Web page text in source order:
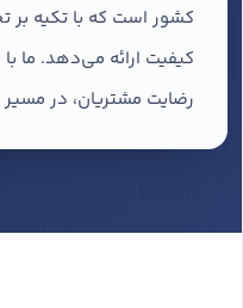
کشور است که با تکیه بر
کیفیت ارائه می‌دهد. ما
رضایت مشتریان، در